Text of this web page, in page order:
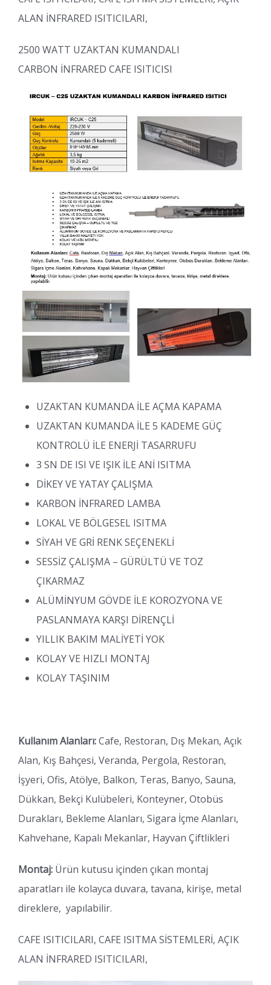
ALAN İNFRARED ISITICILARI,
2500 WATT UZAKTAN KUMANDALI
CARBON İNFRARED CAFE ISITICISI
UZAKTAN KUMANDA İLE AÇMA KAPAMA
UZAKTAN KUMANDA İLE 5 KADEME GÜÇ
KONTROLÜ İLE ENERJİ TASARRUFU
3 SN DE ISI VE IŞIK İLE ANİ ISITMA
DİKEY VE YATAY ÇALIŞMA
KARBON İNFRARED LAMBA
LOKAL VE BÖLGESEL ISITMA
SİYAH VE GRİ RENK SEÇENEKLİ
SESSİZ ÇALIŞMA – GÜRÜLTÜ VE TOZ
ÇIKARMAZ
ALÜMİNYUM GÖVDE İLE KOROZYONA VE
PASLANMAYA KARŞI DİRENÇLİ
YILLIK BAKIM MALİYETİ YOK
KOLAY VE HIZLI MONTAJ
KOLAY TAŞINIM
Kullanım Alanları:Cafe, Restoran, Dış Mekan, Açık
Alan, Kış Bahçesi, Veranda, Pergola, Restoran,
İşyeri, Ofis, Atölye, Balkon, Teras, Banyo, Sauna,
Dükkan, Bekçi Kulübeleri, Konteyner, Otobüs
Durakları, Bekleme Alanları, Sigara İçme Alanları,
Kahvehane, Kapalı Mekanlar, Hayvan Çiftlikleri
Montaj: Ürün kutusu içinden çıkan montaj
aparatları ile kolayca duvara, tavana, kirişe, metal
direklere, yapılabilir.
CAFE ISITICILARI, CAFE ISITMA SİSTEMLERİ, AÇIK
ALAN İNFRARED ISITICILARI,